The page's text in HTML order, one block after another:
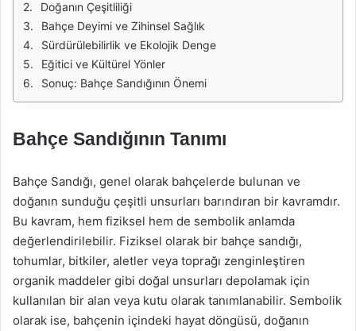
Doğanın Çeşitliliği
Bahçe Deyimi ve Zihinsel Sağlık
Sürdürülebilirlik ve Ekolojik Denge
Eğitici ve Kültürel Yönler
Sonuç: Bahçe Sandığının Önemi
Bahçe Sandığının Tanımı
Bahçe Sandığı, genel olarak bahçelerde bulunan ve
doğanın sunduğu çeşitli unsurları barındıran bir kavramdır.
Bu kavram, hem fiziksel hem de sembolik anlamda
değerlendirilebilir. Fiziksel olarak bir bahçe sandığı,
tohumlar, bitkiler, aletler veya toprağı zenginleştiren
organik maddeler gibi doğal unsurları depolamak için
kullanılan bir alan veya kutu olarak tanımlanabilir. Sembolik
olarak ise, bahçenin içindeki hayat döngüsü, doğanın